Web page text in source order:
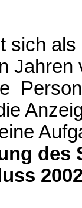
sich